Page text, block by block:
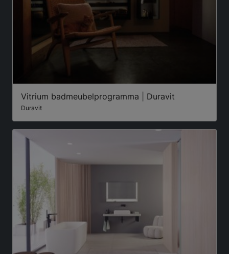
Vitrium badmeubelprogramma | Duravit
Duravit